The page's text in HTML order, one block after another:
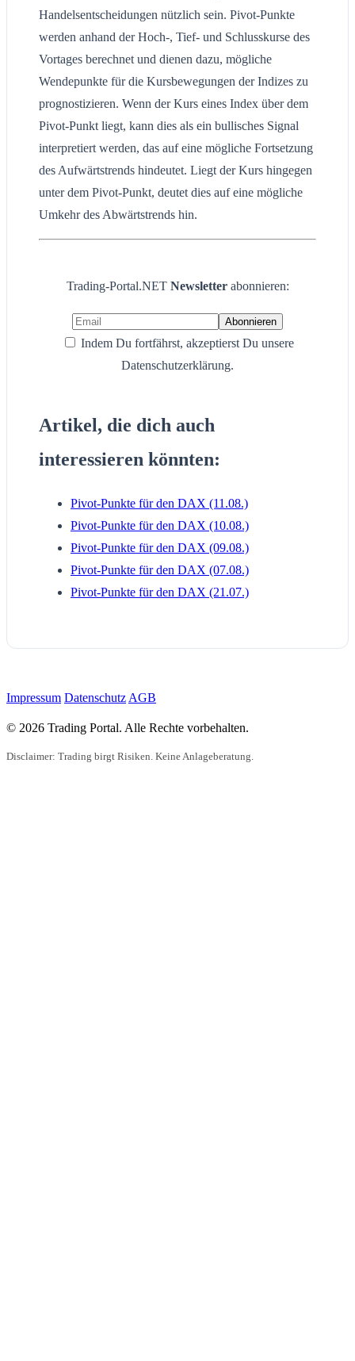
Handelsentscheidungen nützlich sein. Pivot-Punkte
werden anhand der Hoch-, Tief- und Schlusskurse des
Vortages berechnet und dienen dazu, mögliche
Wendepunkte für die Kursbewegungen der Indizes zu
prognostizieren. Wenn der Kurs eines Index über dem
Pivot-Punkt liegt, kann dies als ein bullisches Signal
interpretiert werden, das auf eine mögliche Fortsetzung
des Aufwärtstrends hindeutet. Liegt der Kurs hingegen
unter dem Pivot-Punkt, deutet dies auf eine mögliche
Umkehr des Abwärtstrends hin.
Trading-Portal.NET Newsletter abonnieren:
Indem Du fortfährst, akzeptierst Du unsere
Datenschutzerklärung.
Artikel, die dich auch
interessieren könnten:
Pivot-Punkte für den DAX (11.08.)
Pivot-Punkte für den DAX (10.08.)
Pivot-Punkte für den DAX (09.08.)
Pivot-Punkte für den DAX (07.08.)
Pivot-Punkte für den DAX (21.07.)
Impressum Datenschutz AGB
© 2026 Trading Portal. Alle Rechte vorbehalten.
Disclaimer: Trading birgt Risiken. Keine Anlageberatung.